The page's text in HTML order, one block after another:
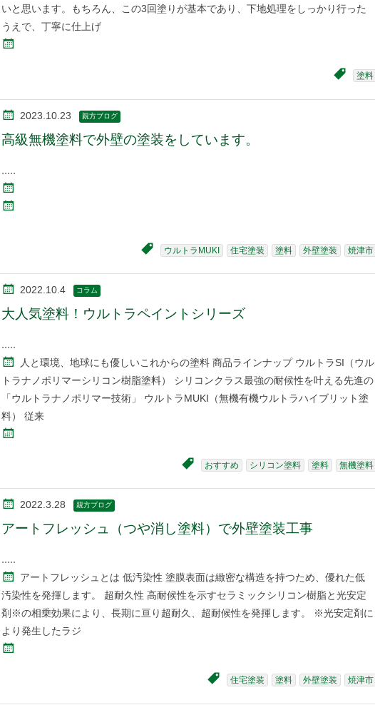
いと思います。もちろん、この3回塗りが基本であり、下地処理をしっかり行った
うえで、丁寧に仕上げ
塗料
2023.10.23 親方ブログ
高級無機塗料で外壁の塗装をしています。
ウルトラMUKI 住宅塗装 塗料 外壁塗装 焼津市
2022.10.4 コラム
大人気塗料！ウルトラペイントシリーズ
人と環境、地球にも優しいこれからの塗料 商品ラインナップ ウルトラSI（ウル
トラナノポリマーシリコン樹脂塗料） シリコンクラス最強の耐候性を叶える先進の
「ウルトラナノポリマー技術」 ウルトラMUKI（無機有機ウルトラハイブリット塗
料） 従来
おすすめ シリコン塗料 塗料 無機塗料
2022.3.28 親方ブログ
アートフレッシュ（つや消し塗料）で外壁塗装工事
アートフレッシュとは 低汚染性 塗膜表面は緻密な構造を持つため、優れた低
汚染性を発揮します。 超耐久性 高耐候性を示すセラミックシリコン樹脂と光安定
剤※の相乗効果により、長期に亘り超耐久、超耐候性を発揮します。 ※光安定剤に
より発生したラジ
住宅塗装 塗料 外壁塗装 焼津市